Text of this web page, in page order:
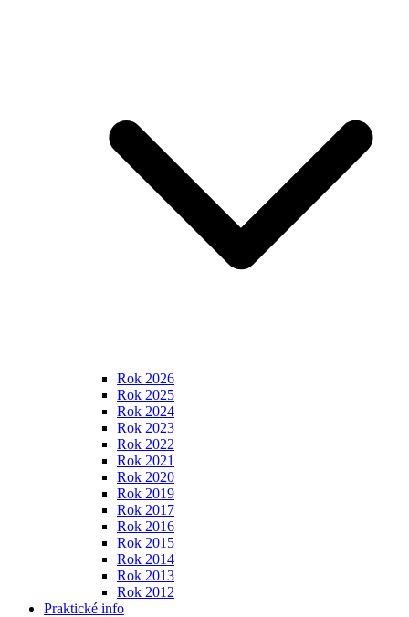
Rok 2026
Rok 2025
Rok 2024
Rok 2023
Rok 2022
Rok 2021
Rok 2020
Rok 2019
Rok 2017
Rok 2016
Rok 2015
Rok 2014
Rok 2013
Rok 2012
Praktické info